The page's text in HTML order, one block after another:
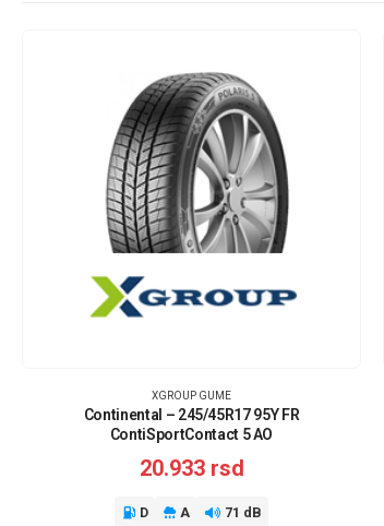
XGROUP GUME
Continental – 245/45R17 95Y FR
ContiSportContact 5 AO
20.933 rsd
D A 71 dB